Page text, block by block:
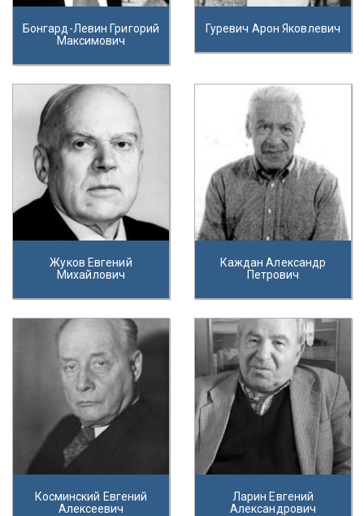
Бонгард-Левин Григорий
Максимович
Гуревич Арон Яковлевич
Жуков Евгений
Михайлович
Каждан Александр
Петрович
Косминский Евгений
Алексеевич
Ларин Евгений
Александрович